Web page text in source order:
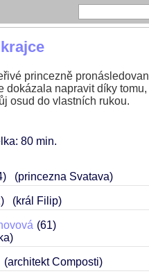
princezně
dokázala napravit díky tomu,
osud do vlastních rukou.
80 min
(princezna Svatava)
(král Filip)
61
(architekt Composti)